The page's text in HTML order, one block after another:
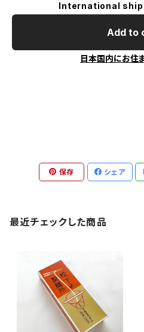
International
Add to
日本国内にお住
保存 シェア
最近チェックした商品